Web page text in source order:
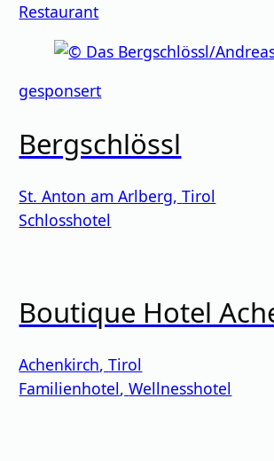
Restaurant
gesponsert
Bergschlössl
St. Anton am Arlberg,Tirol
Schlosshotel
Boutique Hotel
Achenkirch,Tirol
Familienhotel,Wellnesshotel